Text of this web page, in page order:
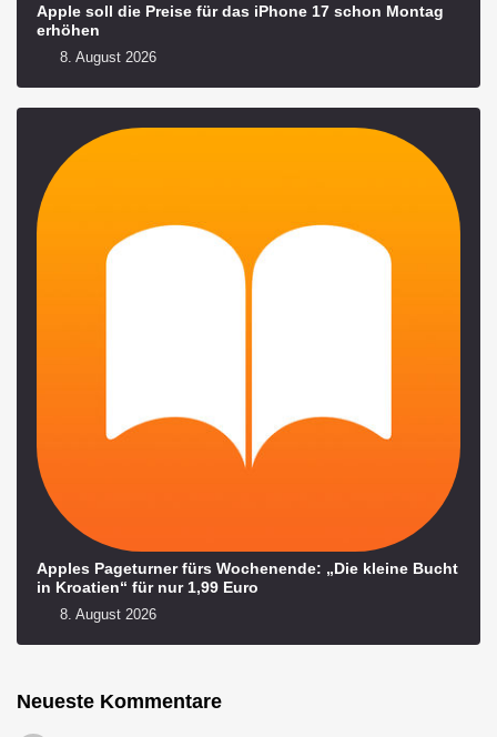
Apple soll die Preise für das iPhone 17 schon Montag
erhöhen
8. August 2026
Apples Pageturner fürs Wochenende: „Die kleine Bucht
in Kroatien“ für nur 1,99 Euro
8. August 2026
Neueste Kommentare